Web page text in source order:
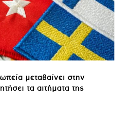
μεταβαίνει στην
τα αιτήματα της